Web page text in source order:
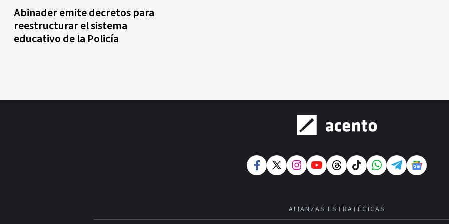
Abinader emite decretos para
reestructurar el sistema
educativo de la Policía
ALIANZAS ESTRATÉGICAS